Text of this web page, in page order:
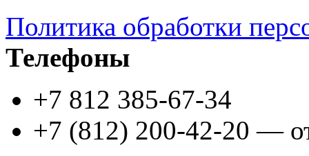
Политика обработки
Телефоны
+7 812 385-67-34
+7 (812) 200-42-20 —